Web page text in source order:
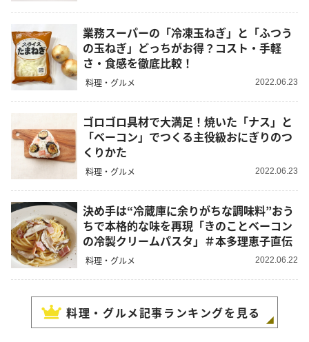
業務スーパーの「冷凍玉ねぎ」と「ふつう
の玉ねぎ」どっちがお得？コスト・手軽
さ・食感を徹底比較！
料理・グルメ 2022.06.23
ゴロゴロ具材で大満足！焼いた「ナス」と
「ベーコン」でつくる主役級おにぎりのつ
くりかた
料理・グルメ 2022.06.23
決め手は“冷蔵庫に余りがちな調味料”おう
ちで本格的な味を再現「きのことベーコン
の冷製クリームパスタ」＃本多理恵子直伝
料理・グルメ 2022.06.22
料理・グルメ記事ランキングを見る